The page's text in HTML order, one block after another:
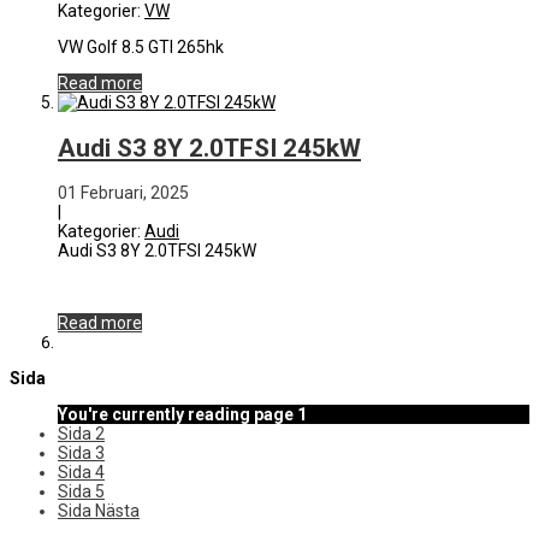
Kategorier: VW
VW Golf 8.5 GTI 265hk
Read more
Audi S3 8Y 2.0TFSI 245kW
01 Februari, 2025
Kategorier: Audi
Audi S3 8Y 2.0TFSI 245kW
Read more
Sida
You're currently reading page 1
Sida2
Sida3
Sida4
Sida 5
Sida Nästa